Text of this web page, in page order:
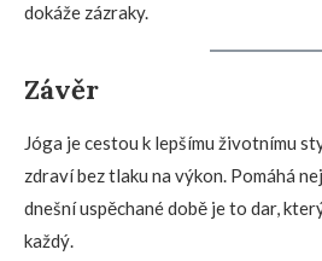
dokáže zázraky.
Závěr
Jóga je cestou k lepšímu životnímu
zdraví bez tlaku na výkon. Pomáhá
dnešní uspěchané době je to dar,
každý.